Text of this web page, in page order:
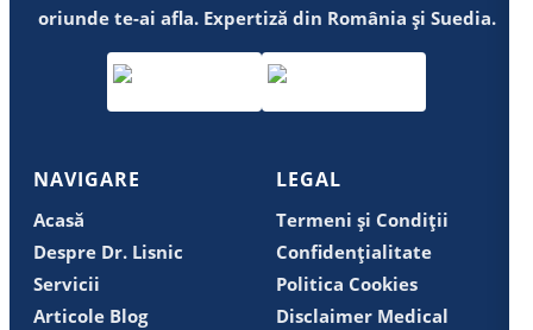
oriunde te-ai afla. Expertiză din România și Suedia.
NAVIGARE
Acasă
Despre Dr. Lisnic
Servicii
Articole Blog
LEGAL
Termeni și Condiții
Confidențialitate
Politica Cookies
Disclaimer Medical